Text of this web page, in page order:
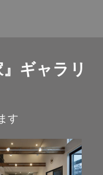
ギャラリ
す